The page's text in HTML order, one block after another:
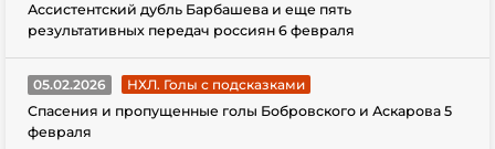
Ассистентский дубль Барбашева и еще пять
результативных передач россиян 6 февраля
05.02.2026
НХЛ. Голы с подсказками
Спасения и пропущенные голы Бобровского и Аскарова 5
февраля